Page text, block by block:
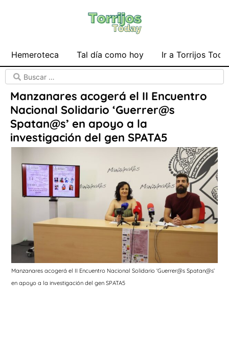
Hemeroteca Tal día como hoy Ir a Torrijos
Manzanares acogerá el II Encuentro
Nacional Solidario ‘Guerrer@s
Spatan@s’ en apoyo a la
investigación del gen SPATA5
Manzanares acogerá el II Encuentro Nacional Solidario ‘Guerrer@s Spatan@s’
en apoyo a la investigación del gen SPATA5